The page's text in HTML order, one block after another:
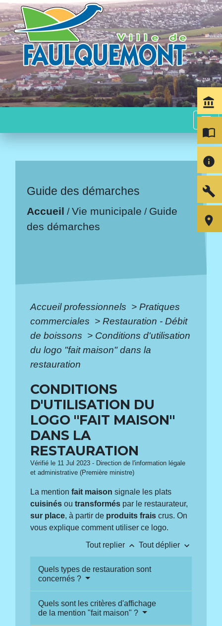
menu
Guide des démarches
Accueil /Vie municipale / Guide
des démarches
Accueil professionnels > Pratiques
commerciales > Restauration - Débit
de boissons > Conditions d'utilisation
du logo "fait maison" dans la
restauration
CONDITIONS
D'UTILISATION DU
LOGO "FAIT MAISON"
DANS LA
RESTAURATION
Vérifié le 11 Jul 2023 - Direction de l'information légale
et administrative (Première ministre)
La mentionfait maison signale les plats
cuisinés outransformés par le restaurateur,
sur place, à partir de produits frais crus. On
vous explique comment utiliser ce logo.
Tout replier keyboard_arrow_up Tout déplier keyboard_arrow_down
Quels types de restauration sont
concernés ?
Quels sont les critères d'affichage
de la mention "fait maison" ?
account_balance
import_contacts
info
build
room